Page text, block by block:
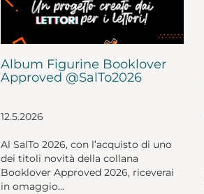
Album Figurine Booklover
Approved @SalTo2026
12.5.2026
Al SalTo 2026, con l’acquisto di uno
dei titoli novità della collana
Booklover Approved 2026, riceverai
in omaggio...